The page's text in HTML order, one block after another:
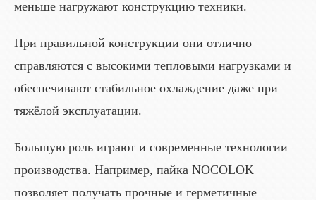
меньше нагружают конструкцию техники.
При правильной конструкции они отлично
справляются с высокими тепловыми нагрузками и
обеспечивают стабильное охлаждение даже при
тяжёлой эксплуатации.
Большую роль играют и современные технологии
производства. Например, пайка NOCOLOK
позволяет получать прочные и герметичные